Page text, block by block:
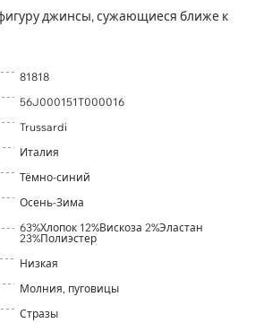
джинсы, сужающиеся ближе к
81818
56J000151T000016
Trussardi
Италия
Тёмно-синий
Осень-Зима
63%Хлопок 12%Вискоза 2%Эластан
23%Полиэстер
Низкая
Молния, пуговицы
Стразы